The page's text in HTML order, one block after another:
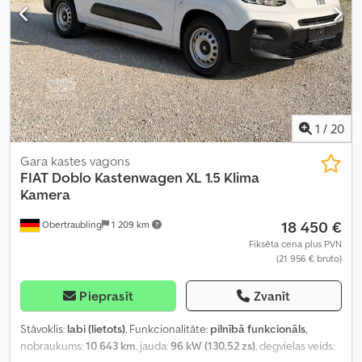
dīzeļdegviela
, Aprīkojums:
ABS, Android Auto, Apple CarPlay,
USB ports, atpakaļskata kamera, automobiļa reģistrācija, borta
dators, bīdāmās durvis, centrālā atslēga, elektroniskā
stabilitātes programma (ESP), gaisa kondicionēšana, gaisa
spilvens, imobilaizersistēma, kravas automašīnas reģistrācija,
kruīza kontrole, kvēpu filtrs, lietota transportlīdzekļa garantija,
navigācijas sistēma, riepu spiediena uzraudzība, stāvvietas
sensori, stūres pastiprinātājs, vilces kontroles sistēma, vissezonu
riepas,
1 / 20
Obertraubling 1 209 km
Gara kastes vagons
FIAT Doblo Kastenwagen XL 1.5 Klima
Kamera
18 450 €
Fiksēta cena plus PVN
(21 956 € bruto)
Pieprasīt Zvanīt
Stāvoklis: labi (lietots), Funkcionalitāte: pilnībā funkcionāls,
nobraukums:10 643 km, jauda:96 kW (130,52 zs), degvielas veids: